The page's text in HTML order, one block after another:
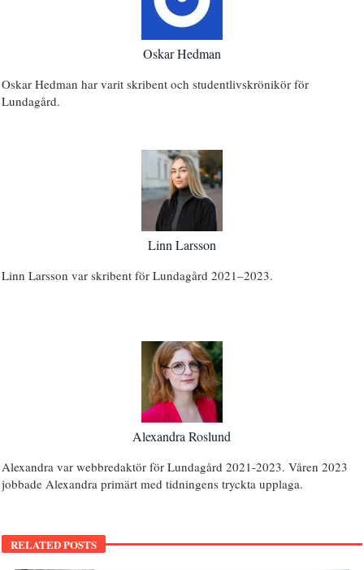
Oskar Hedman
Oskar Hedman har varit skribent och studentlivskrönikör för
Lundagård.
Linn Larsson
Linn Larsson var skribent för Lundagård 2021–2023.
Alexandra Roslund
Alexandra var webbredaktör för Lundagård 2021-2023. Våren 2023
jobbade Alexandra primärt med tidningens tryckta upplaga.
RELATED POSTS